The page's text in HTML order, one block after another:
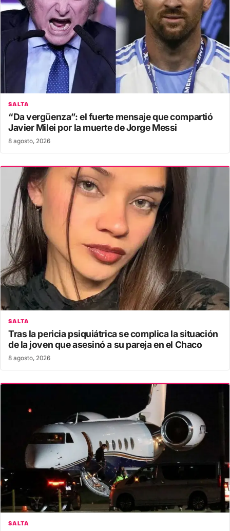
SALTA
“Da vergüenza”: el fuerte mensaje que compartió
Javier Milei por la muerte de Jorge Messi
8 agosto, 2026
SALTA
Tras la pericia psiquiátrica se complica la situación
de la joven que asesinó a su pareja en el Chaco
8 agosto, 2026
SALTA